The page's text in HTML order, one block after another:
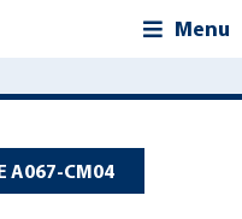
Menu
A067-CM04